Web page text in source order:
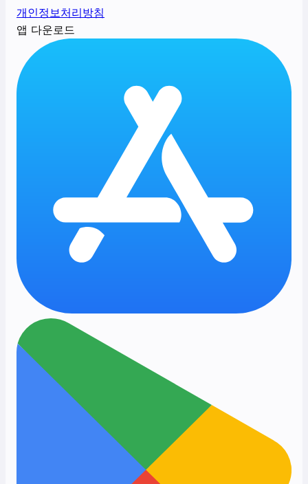
개인정보처리방침
앱 다운로드